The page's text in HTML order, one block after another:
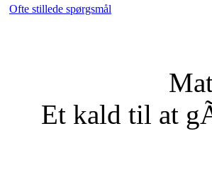
Ofte stillede spørgsmål
Et kald til at